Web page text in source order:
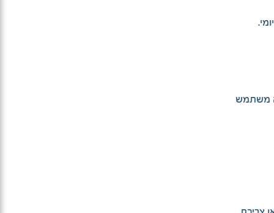
משתמש